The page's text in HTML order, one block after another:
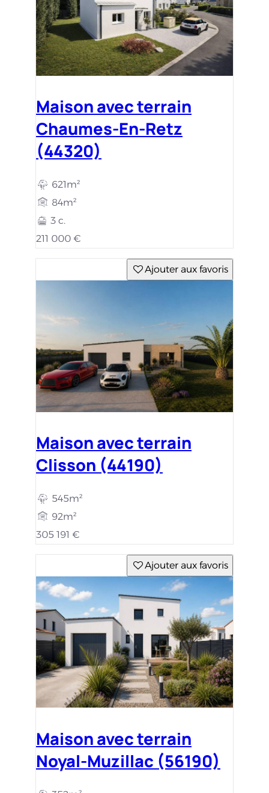
Maison avec terrain
Chaumes-En-Retz
(44320)
621m²
84m²
3 c.
211 000 €
Ajouter aux favoris
Maison avec terrain
Clisson (44190)
545m²
92m²
305 191 €
Ajouter aux favoris
Maison avec terrain
Noyal-Muzillac (56190)